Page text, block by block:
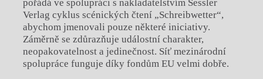
pořádá ve spolupráci s nakladatelstvím Sessler
Verlag cyklus scénických čtení „Schreibwetter“,
abychom jmenovali pouze některé iniciativy.
Záměrně se zdůrazňuje událostní charakter,
neopakovatelnost a jedinečnost. Síť mezinárodní
spolupráce funguje díky fondům EU velmi dobře.